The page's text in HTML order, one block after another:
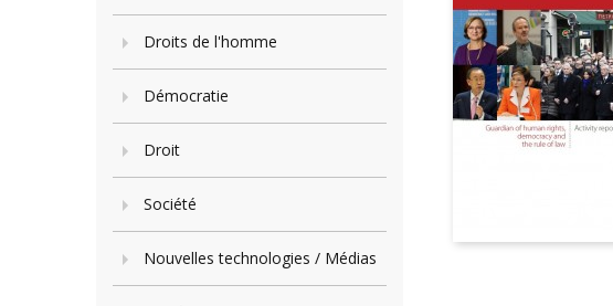
Droits de l'homme
Démocratie
Droit
Société
Nouvelles technologies / Médias